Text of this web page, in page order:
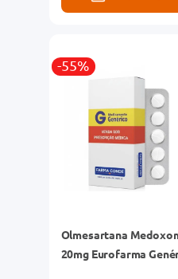
-55%
Olmesartana
20mg Eurofarma